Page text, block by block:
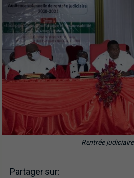
Rentrée judiciaire
Partager sur: